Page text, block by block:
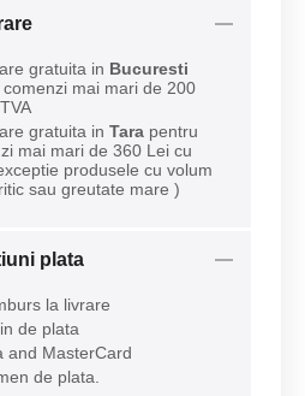
gratuita in Bucuresti
comenzi mai mari de 200
gratuita in Tara pentru
mai mari de 360 Lei cu
produsele cu volum
sau greutate mare )
plata
la livrare
de plata
MasterCard
de plata.